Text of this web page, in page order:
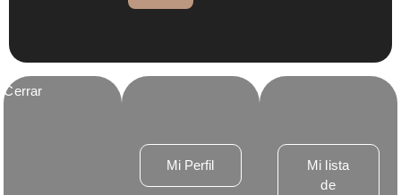
Cerrar
Mi Perfil
Mi lista
de